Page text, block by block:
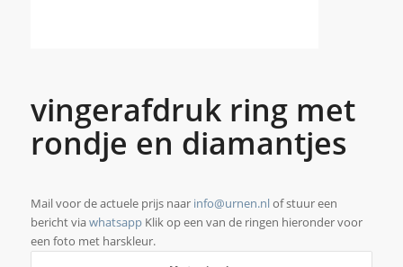
vingerafdruk ring met
rondje en diamantjes
Mail voor de actuele prijs naar info@urnen.nlof stuur een
bericht viawhatsappKlik op een van de ringen hieronder voor
een foto met harskleur.